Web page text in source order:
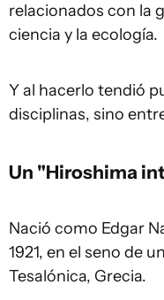
relacionados con la
ciencia y la ecología.
Y al hacerlo tendió
disciplinas, sino
Un "Hiroshima
Nació como Edgar
1921, en el seno de
Tesalónica, Grecia.